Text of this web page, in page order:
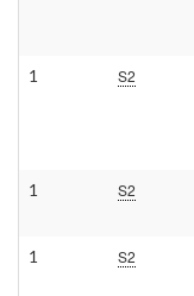
1 S2
1 S2
1 S2